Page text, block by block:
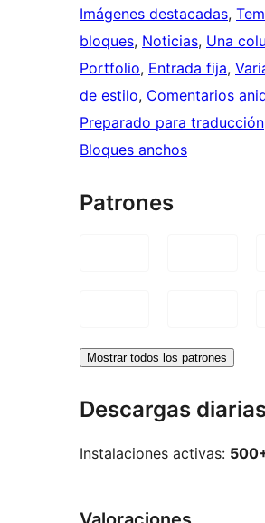
Imágenes destacadas,
bloques, Noticias, Una
Portfolio, Entrada fija,
de estilo, Comentarios
Preparado para traducción
Bloques anchos
Patrones
Mostrar todos los patrones
Descargas
Instalaciones activas: